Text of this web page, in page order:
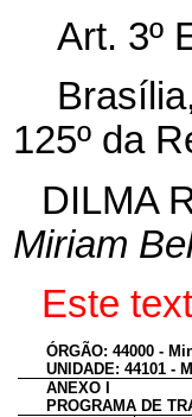
Art. 3º
125º da
DILMA
Miriam
Este
ÓRGÃO: 44000 -
UNIDADE: 44101 -
ANEXO I
PROGRAMA DE